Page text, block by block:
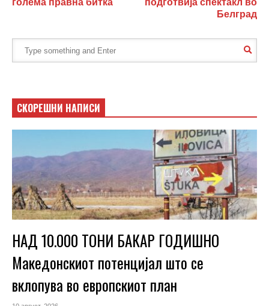
голема правна битка
подготвија спектакл во
Белград
СКОРЕШНИ НАПИСИ
НАД 10.000 ТОНИ БАКАР ГОДИШНО
Македонскиот потенцијал што се
вклопува во европскиот план